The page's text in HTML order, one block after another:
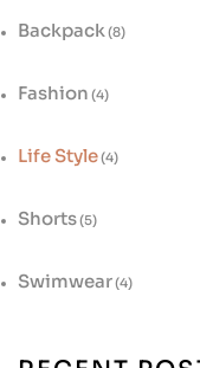
Backpack (8)
Fashion (4)
Life Style(4)
Shorts(5)
Swimwear(4)